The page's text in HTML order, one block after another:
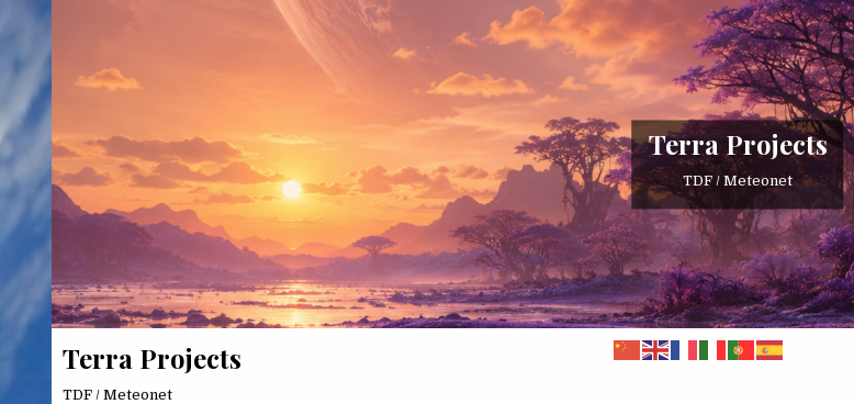
content
Terra Projects
TDF / Meteonet
Terra Projects
TDF / Meteonet